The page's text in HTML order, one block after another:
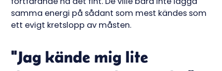
samma energi på sådant som mest kändes som
ett evigt kretslopp av måsten.
"Jag kände mig lite